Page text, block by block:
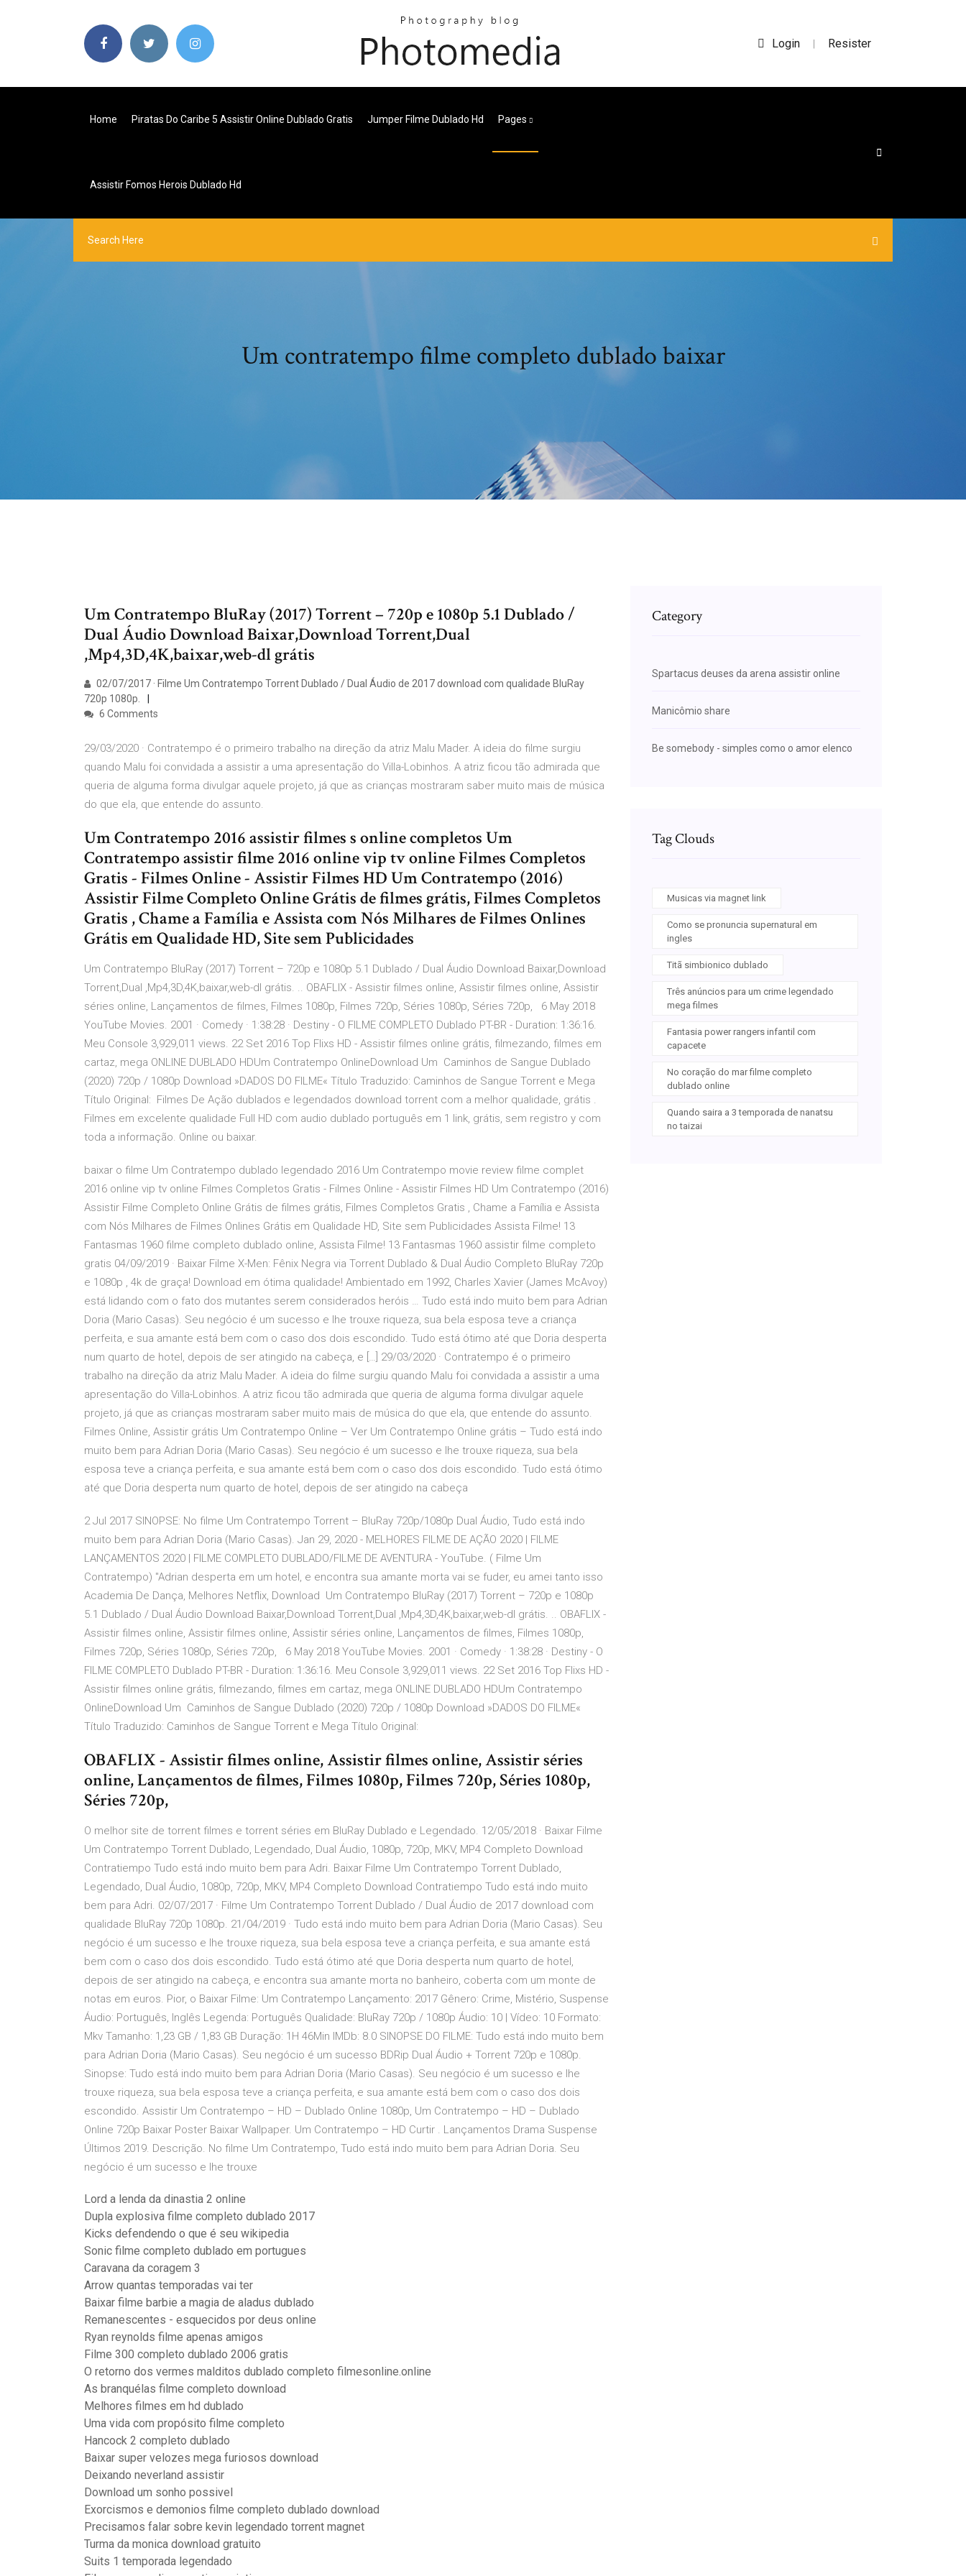
Login | Resister
Home Piratas Do Caribe 5 Assistir Online Dublado Gratis Jumper Filme Dublado Hd Pages
Assistir Fomos Herois Dublado Hd
Um contratempo filme completo dublado baixar
Um Contratempo BluRay (2017) Torrent – 720p e 1080p 5.1 Dublado /
Dual Áudio Download Baixar,Download Torrent,Dual
,Mp4,3D,4K,baixar,web-dl grátis
02/07/2017 · Filme Um Contratempo Torrent Dublado / Dual Áudio de 2017 download com qualidade BluRay
720p 1080p.
6 Comments
29/03/2020 · Contratempo é o primeiro trabalho na direção da atriz Malu Mader. A ideia do filme surgiu
quando Malu foi convidada a assistir a uma apresentação do Villa-Lobinhos. A atriz ficou tão admirada que
queria de alguma forma divulgar aquele projeto, já que as crianças mostraram saber muito mais de música
do que ela, que entende do assunto.
Um Contratempo 2016 assistir filmes s online completos Um
Contratempo assistir filme 2016 online vip tv online Filmes Completos
Gratis - Filmes Online - Assistir Filmes HD Um Contratempo (2016)
Assistir Filme Completo Online Grátis de filmes grátis, Filmes Completos
Gratis , Chame a Família e Assista com Nós Milhares de Filmes Onlines
Grátis em Qualidade HD, Site sem Publicidades
Um Contratempo BluRay (2017) Torrent – 720p e 1080p 5.1 Dublado / Dual Áudio Download Baixar,Download
Torrent,Dual ,Mp4,3D,4K,baixar,web-dl grátis. .. OBAFLIX - Assistir filmes online, Assistir filmes online, Assistir
séries online, Lançamentos de filmes, Filmes 1080p, Filmes 720p, Séries 1080p, Séries 720p, 6 May 2018
YouTube Movies. 2001 · Comedy · 1:38:28 · Destiny - O FILME COMPLETO Dublado PT-BR - Duration: 1:36:16.
Meu Console 3,929,011 views. 22 Set 2016 Top Flixs HD - Assistir filmes online grátis, filmezando, filmes em
cartaz, mega ONLINE DUBLADO HDUm Contratempo OnlineDownload Um Caminhos de Sangue Dublado
(2020) 720p / 1080p Download »DADOS DO FILME« Título Traduzido: Caminhos de Sangue Torrent e Mega
Título Original: Filmes De Ação dublados e legendados download torrent com a melhor qualidade, grátis .
Filmes em excelente qualidade Full HD com audio dublado português em 1 link, grátis, sem registro y com
toda a informação. Online ou baixar.
baixar o filme Um Contratempo dublado legendado 2016 Um Contratempo movie review filme complet
2016 online vip tv online Filmes Completos Gratis - Filmes Online - Assistir Filmes HD Um Contratempo (2016)
Assistir Filme Completo Online Grátis de filmes grátis, Filmes Completos Gratis , Chame a Família e Assista
com Nós Milhares de Filmes Onlines Grátis em Qualidade HD, Site sem Publicidades Assista Filme! 13
Fantasmas 1960 filme completo dublado online, Assista Filme! 13 Fantasmas 1960 assistir filme completo
gratis 04/09/2019 · Baixar Filme X-Men: Fênix Negra via Torrent Dublado & Dual Áudio Completo BluRay 720p
e 1080p , 4k de graça! Download em ótima qualidade! Ambientado em 1992, Charles Xavier (James McAvoy)
está lidando com o fato dos mutantes serem considerados heróis … Tudo está indo muito bem para Adrian
Doria (Mario Casas). Seu negócio é um sucesso e lhe trouxe riqueza, sua bela esposa teve a criança
perfeita, e sua amante está bem com o caso dos dois escondido. Tudo está ótimo até que Doria desperta
num quarto de hotel, depois de ser atingido na cabeça, e […] 29/03/2020 · Contratempo é o primeiro
trabalho na direção da atriz Malu Mader. A ideia do filme surgiu quando Malu foi convidada a assistir a uma
apresentação do Villa-Lobinhos. A atriz ficou tão admirada que queria de alguma forma divulgar aquele
projeto, já que as crianças mostraram saber muito mais de música do que ela, que entende do assunto.
Filmes Online, Assistir grátis Um Contratempo Online – Ver Um Contratempo Online grátis – Tudo está indo
muito bem para Adrian Doria (Mario Casas). Seu negócio é um sucesso e lhe trouxe riqueza, sua bela
esposa teve a criança perfeita, e sua amante está bem com o caso dos dois escondido. Tudo está ótimo
até que Doria desperta num quarto de hotel, depois de ser atingido na cabeça
2 Jul 2017 SINOPSE: No filme Um Contratempo Torrent – BluRay 720p/1080p Dual Áudio, Tudo está indo
muito bem para Adrian Doria (Mario Casas). Jan 29, 2020 - MELHORES FILME DE AÇÃO 2020 | FILME
LANÇAMENTOS 2020 | FILME COMPLETO DUBLADO/FILME DE AVENTURA - YouTube. ( Filme Um
Contratempo) "Adrian desperta em um hotel, e encontra sua amante morta vai se fuder, eu amei tanto isso
Academia De Dança, Melhores Netflix, Download Um Contratempo BluRay (2017) Torrent – 720p e 1080p
5.1 Dublado / Dual Áudio Download Baixar,Download Torrent,Dual ,Mp4,3D,4K,baixar,web-dl grátis. .. OBAFLIX -
Assistir filmes online, Assistir filmes online, Assistir séries online, Lançamentos de filmes, Filmes 1080p,
Filmes 720p, Séries 1080p, Séries 720p, 6 May 2018 YouTube Movies. 2001 · Comedy · 1:38:28 · Destiny - O
FILME COMPLETO Dublado PT-BR - Duration: 1:36:16. Meu Console 3,929,011 views. 22 Set 2016 Top Flixs HD -
Assistir filmes online grátis, filmezando, filmes em cartaz, mega ONLINE DUBLADO HDUm Contratempo
OnlineDownload Um Caminhos de Sangue Dublado (2020) 720p / 1080p Download »DADOS DO FILME«
Título Traduzido: Caminhos de Sangue Torrent e Mega Título Original:
OBAFLIX - Assistir filmes online, Assistir filmes online, Assistir séries
online, Lançamentos de filmes, Filmes 1080p, Filmes 720p, Séries 1080p,
Séries 720p,
O melhor site de torrent filmes e torrent séries em BluRay Dublado e Legendado. 12/05/2018 · Baixar Filme
Um Contratempo Torrent Dublado, Legendado, Dual Áudio, 1080p, 720p, MKV, MP4 Completo Download
Contratiempo Tudo está indo muito bem para Adri. Baixar Filme Um Contratempo Torrent Dublado,
Legendado, Dual Áudio, 1080p, 720p, MKV, MP4 Completo Download Contratiempo Tudo está indo muito
bem para Adri. 02/07/2017 · Filme Um Contratempo Torrent Dublado / Dual Áudio de 2017 download com
qualidade BluRay 720p 1080p. 21/04/2019 · Tudo está indo muito bem para Adrian Doria (Mario Casas). Seu
negócio é um sucesso e lhe trouxe riqueza, sua bela esposa teve a criança perfeita, e sua amante está
bem com o caso dos dois escondido. Tudo está ótimo até que Doria desperta num quarto de hotel,
depois de ser atingido na cabeça, e encontra sua amante morta no banheiro, coberta com um monte de
notas em euros. Pior, o Baixar Filme: Um Contratempo Lançamento: 2017 Gênero: Crime, Mistério, Suspense
Áudio: Português, Inglês Legenda: Português Qualidade: BluRay 720p / 1080p Áudio: 10 | Vídeo: 10 Formato:
Mkv Tamanho: 1,23 GB / 1,83 GB Duração: 1H 46Min IMDb: 8.0 SINOPSE DO FILME: Tudo está indo muito bem
para Adrian Doria (Mario Casas). Seu negócio é um sucesso BDRip Dual Áudio + Torrent 720p e 1080p.
Sinopse: Tudo está indo muito bem para Adrian Doria (Mario Casas). Seu negócio é um sucesso e lhe
trouxe riqueza, sua bela esposa teve a criança perfeita, e sua amante está bem com o caso dos dois
escondido. Assistir Um Contratempo – HD – Dublado Online 1080p, Um Contratempo – HD – Dublado
Online 720p Baixar Poster Baixar Wallpaper. Um Contratempo – HD Curtir . Lançamentos Drama Suspense
Últimos 2019. Descrição. No filme Um Contratempo, Tudo está indo muito bem para Adrian Doria. Seu
negócio é um sucesso e lhe trouxe
Lord a lenda da dinastia 2 online
Dupla explosiva filme completo dublado 2017
Kicks defendendo o que é seu wikipedia
Sonic filme completo dublado em portugues
Caravana da coragem 3
Arrow quantas temporadas vai ter
Baixar filme barbie a magia de aladus dublado
Remanescentes - esquecidos por deus online
Ryan reynolds filme apenas amigos
Filme 300 completo dublado 2006 gratis
O retorno dos vermes malditos dublado completo filmesonline.online
As branquélas filme completo download
Melhores filmes em hd dublado
Uma vida com propósito filme completo
Hancock 2 completo dublado
Baixar super velozes mega furiosos download
Deixando neverland assistir
Download um sonho possivel
Exorcismos e demonios filme completo dublado download
Precisamos falar sobre kevin legendado torrent magnet
Turma da monica download gratuito
Suits 1 temporada legendado
Category
Spartacus deuses da arena assistir online
Manicômio share
Be somebody - simples como o amor elenco
Tag Clouds
Musicas via magnet link
Como se pronuncia supernatural em
ingles
Titã simbionico dublado
Três anúncios para um crime legendado
mega filmes
Fantasia power rangers infantil com
capacete
No coração do mar filme completo
dublado online
Quando saira a 3 temporada de nanatsu
no taizai